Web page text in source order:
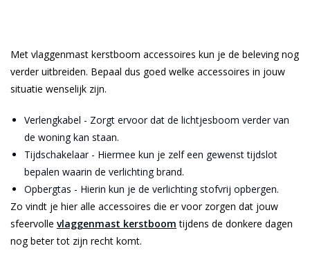
Met vlaggenmast kerstboom accessoires kun je de beleving nog
verder uitbreiden. Bepaal dus goed welke accessoires in jouw
situatie wenselijk zijn.
Verlengkabel - Zorgt ervoor dat de lichtjesboom verder van
de woning kan staan.
Tijdschakelaar - Hiermee kun je zelf een gewenst tijdslot
bepalen waarin de verlichting brand.
Opbergtas - Hierin kun je de verlichting stofvrij opbergen.
Zo vindt je hier alle accessoires die er voor zorgen dat jouw
sfeervolle vlaggenmast kerstboom tijdens de donkere dagen
nog beter tot zijn recht komt.